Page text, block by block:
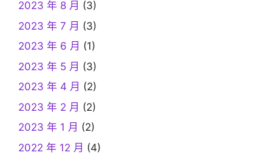
2023 年 8 月 (3)
2023 年 7 月 (3)
2023 年 6 月 (1)
2023 年 5 月 (3)
2023 年 4 月 (2)
2023 年 2 月 (2)
2023 年 1 月 (2)
2022 年 12 月 (4)